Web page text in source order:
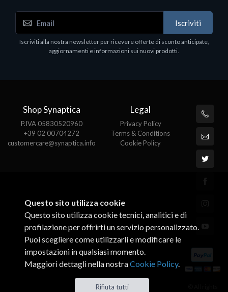
Software - Office Productivity
MS OFFICE H&S 2021 ESD
Iscriviti
Iscriviti alla nostra newsletter per ricevere offerte di sconto anticipate,
aggiornamenti e informazioni sui nuovi prodotti.
Shop Synaptica
P.IVA 05830520960
+39 02 00704272
customercare@synaptica.info
Legal
Privacy Policy
Terms & Conditions
Cookie Policy
Questo sito utilizza cookie
Questo sito utilizza cookie tecnici, analitici e di
profilazione per offrirti un servizio personalizzato.
Puoi scegliere come utilizzarli e modificare le
impostazioni in qualsiasi momento.
Maggiori dettagli nella nostraCookie Policy.
Rifiuta tutti